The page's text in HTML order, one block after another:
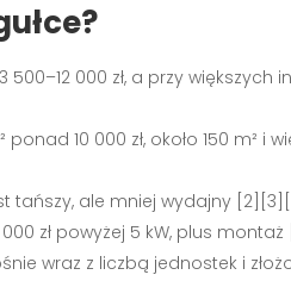
000 zł, a przy większych
10 000 zł, około 150 m² i
tańszy, ale mniej wydajny
000 zł powyżej 5 kW, plus
wraz z liczbą jednostek i